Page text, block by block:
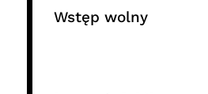
Wstęp wolny